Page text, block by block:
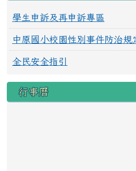
學生申訴及再申訴專區
中原國小校園性別事件防治規
全民安全指引
行事曆